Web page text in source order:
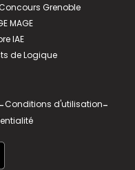
Concours Grenoble
MAGE
IAE
de Logique
-Conditions d'utilisation-